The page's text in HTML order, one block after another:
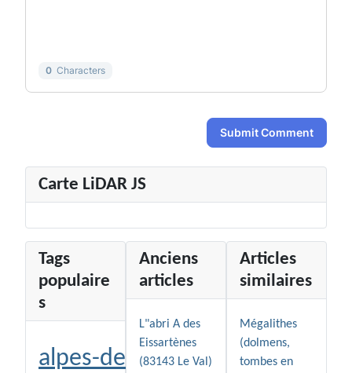
0 Characters
Submit Comment
Carte LiDAR JS
Tags
populaire
s
alpes-de-
Anciens
articles
L"abri A des
Eissartènes
(83143 Le Val)
Articles
similaires
Mégalithes
(dolmens,
tombes en